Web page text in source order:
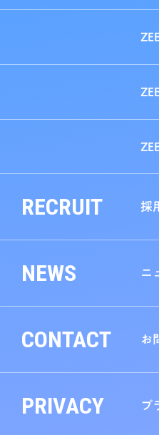
RECRUIT 採
NEWS ニ
CONTACT お
PRIVACY プ